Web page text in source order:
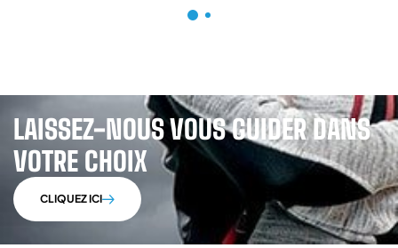
LAISSEZ-NOUS VOUS GUIDER DANS
VOTRE CHOIX
CLIQUEZ ICI